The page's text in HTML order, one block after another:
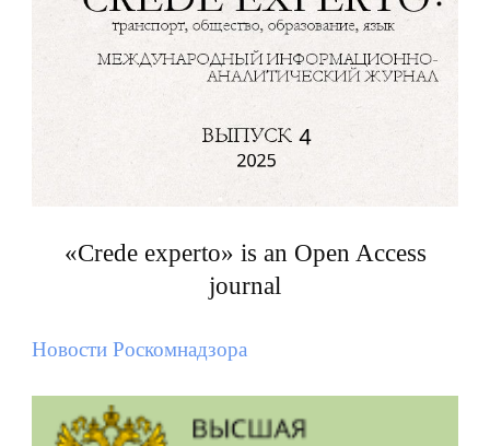
«Crede experto» is an Open Access
journal
Новости Роскомнадзора